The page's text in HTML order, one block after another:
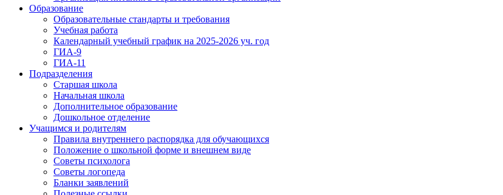
Образование
Образовательные стандарты и требования
Учебная работа
Календарный учебный график на 2025-2026 уч. год
ГИА-9
ГИА-11
Подразделения
Старшая школа
Начальная школа
Дополнительное образование
Дошкольное отделение
Учащимся и родителям
Правила внутреннего распорядка для обучающихся
Положение о школьной форме и внешнем виде
Советы психолога
Советы логопеда
Бланки заявлений